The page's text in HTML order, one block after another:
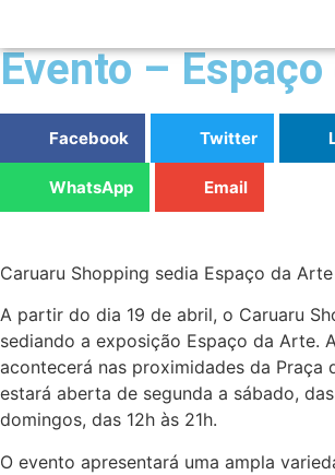
Evento –
Facebook Twitter
WhatsApp Email
Caruaru Shopping sedia Espaço da Arte
A partir do dia 19 de abril, o Caruaru
sediando a exposição Espaço da Arte.
acontecerá nas proximidades da Praça
estará aberta de segunda a sábado,
domingos, das 12h às 21h.
O evento apresentará uma ampla